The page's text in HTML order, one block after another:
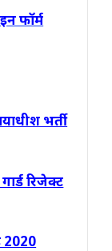
फॉर्म
भर्ती
रिजेक्ट
2020